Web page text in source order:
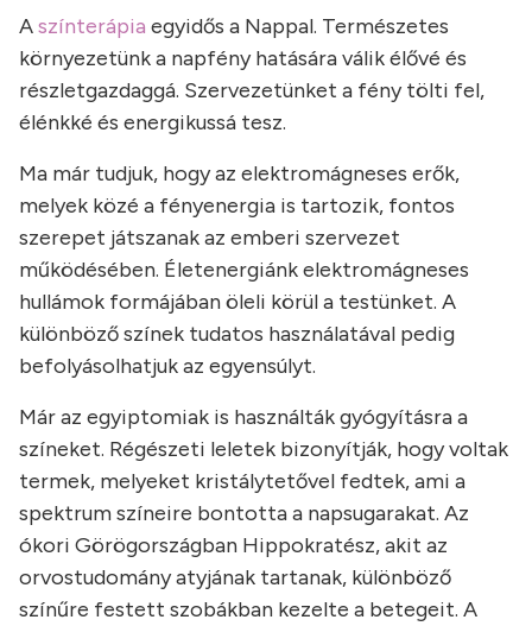
Aszínterápia egyidős a Nappal. Természetes
környezetünk a napfény hatására válik élővé és
részletgazdaggá. Szervezetünket a fény tölti fel,
élénkké és energikussá tesz.
Ma már tudjuk, hogy az elektromágneses erők,
melyek közé a fényenergia is tartozik, fontos
szerepet játszanak az emberi szervezet
működésében. Életenergiánk elektromágneses
hullámok formájában öleli körül a testünket. A
különböző színek tudatos használatával pedig
befolyásolhatjuk az egyensúlyt.
Már az egyiptomiak is használták gyógyításra a
színeket. Régészeti leletek bizonyítják, hogy voltak
termek, melyeket kristálytetővel fedtek, ami a
spektrum színeire bontotta a napsugarakat. Az
ókori Görögországban Hippokratész, akit az
orvostudomány atyjának tartanak, különböző
színűre festett szobákban kezelte a betegeit. A